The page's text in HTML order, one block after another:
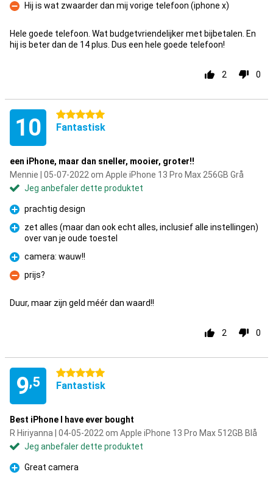
Ulempe
Hij is wat zwaarder dan mij vorige telefoon (iphone x)
Hele goede telefoon. Wat budgetvriendelijker met bijbetalen. En
hij is beter dan de 14 plus. Dus een hele goede telefoon!
2 0
10 5 stjerner
Fantastisk
een iPhone, maar dan sneller, mooier, groter!!
Mennie | 05-07-2022 om Apple iPhone 13 Pro Max 256GB Grå
Jeg anbefaler dette produktet
Fordel
prachtig design
Fordel
zet alles (maar dan ook echt alles, inclusief alle instellingen)
over van je oude toestel
Fordel
camera: wauw!!
Ulempe
prijs?
Duur, maar zijn geld méér dan waard!!
2 0
9,5
5 stjerner
Fantastisk
Best iPhone I have ever bought
R Hiriyanna | 04-05-2022 om Apple iPhone 13 Pro Max 512GB Blå
Jeg anbefaler dette produktet
Fordel
Great camera